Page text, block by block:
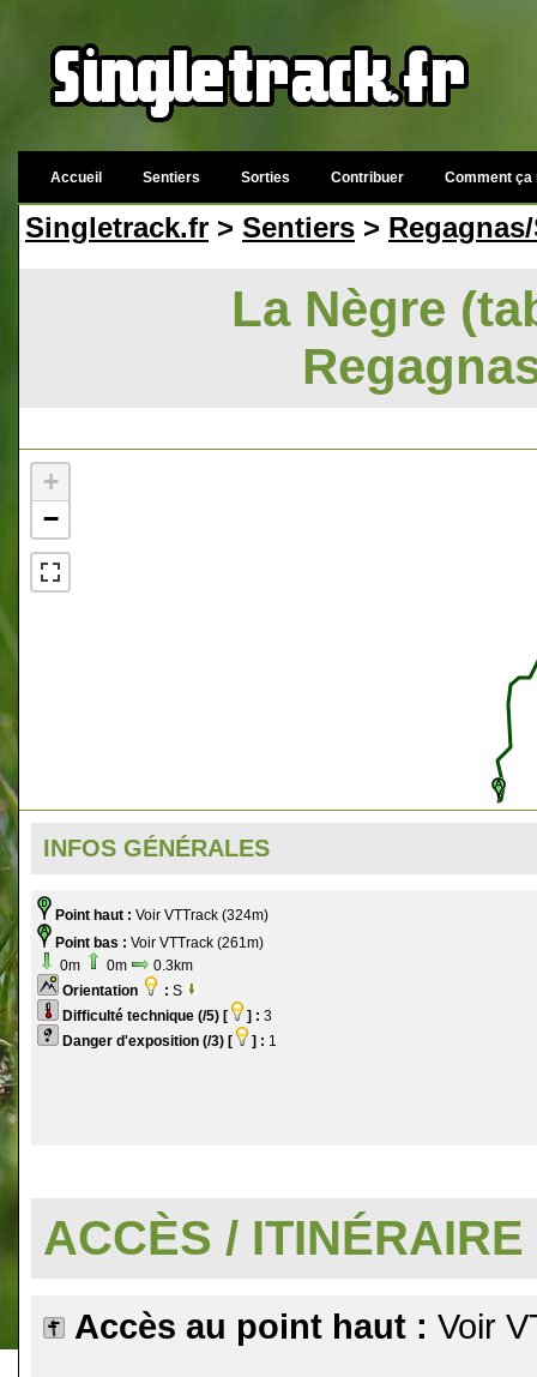
Accueil Sentiers Sorties Contribuer Comment ça
Singletrack.fr > Sentiers >
La Nègre
+
−
INFOS GÉNÉRALES
Point haut : Voir VTTrack (324m)
Point bas : Voir VTTrack (261m)
0m
0m
0.3km
Orientation
: S
Difficulté technique (/5) [
] : 3
Danger d'exposition (/3) [
] : 1
ACCÈS / ITINÉRAIRE
Accès au point haut : Voir